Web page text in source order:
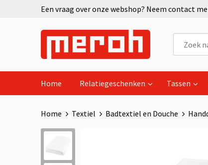
Een vraag over onze webshop? Neem contact
Home Relatiegeschenken Tassen
Home Textiel Badtextiel en Douche